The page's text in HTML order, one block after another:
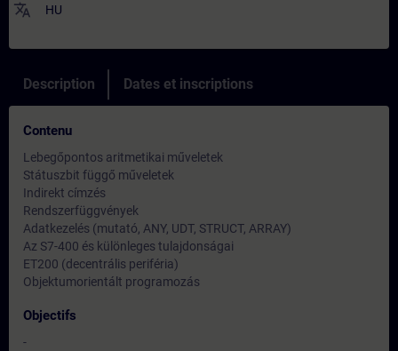
translate HU
Description Dates et inscriptions
Contenu
Lebegőpontos aritmetikai műveletek
Státuszbit függő műveletek
Indirekt címzés
Rendszerfüggvények
Adatkezelés (mutató, ANY, UDT, STRUCT, ARRAY)
Az S7-400 és különleges tulajdonságai
ET200 (decentrális periféria)
Objektumorientált programozás
Objectifs
-